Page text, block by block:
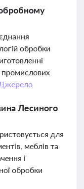
обробки
промислових
Лесиного
для
меблів та
і
обробки